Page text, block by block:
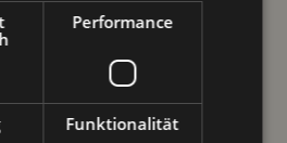
Performance
Funktionalität